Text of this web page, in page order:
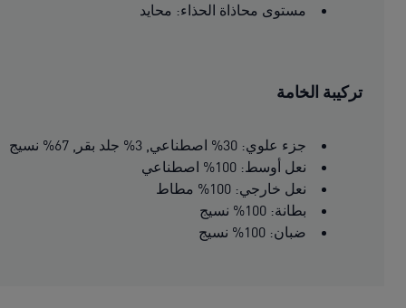
مستوى محاذاة الحذاء: محايد
تركيبة الخامة
جزء علوي: 30% اصطناعي, 3% جلد بقر, 67% نسيج
نعل أوسط: 100% اصطناعي
نعل خارجي: 100% مطاط
بطانة: 100% نسيج
ضبان: 100% نسيج